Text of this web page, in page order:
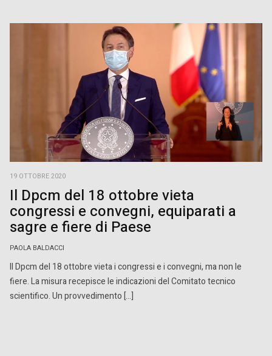
19 OTTOBRE 2020
Il Dpcm del 18 ottobre vieta
congressi e convegni, equiparati a
sagre e fiere di Paese
PAOLA BALDACCI
Il Dpcm del 18 ottobre vieta i congressi e i convegni, ma non le
fiere. La misura recepisce le indicazioni del Comitato tecnico
scientifico. Un provvedimento […]